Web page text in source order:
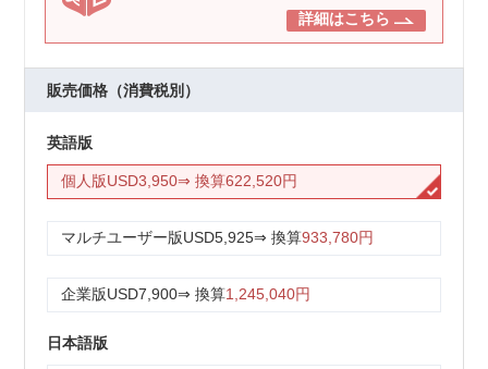
詳細はこちら
販売価格（消費税別）
英語版
個人版USD3,950⇒ 換算622,520円
マルチユーザー版USD5,925⇒ 換算933,780円
企業版USD7,900⇒ 換算1,245,040円
日本語版